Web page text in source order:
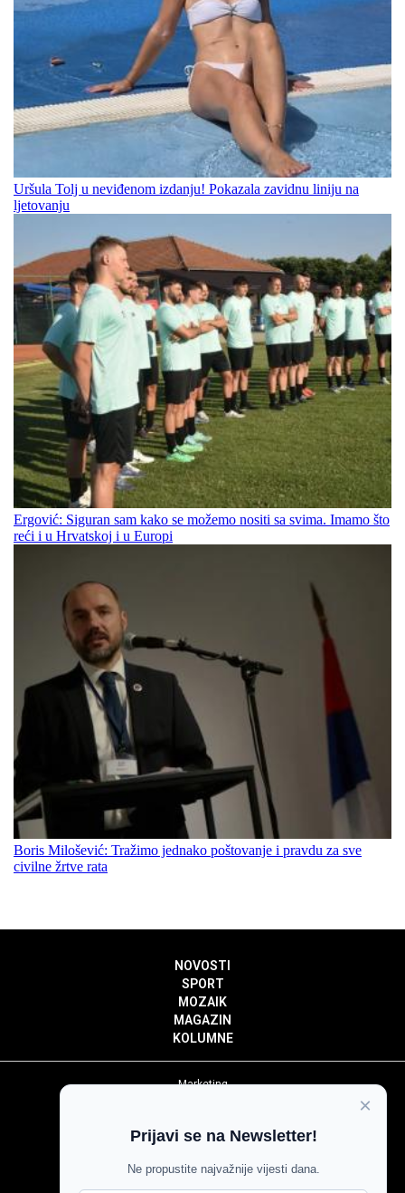
Uršula Tolj u neviđenom izdanju! Pokazala zavidnu liniju na
ljetovanju
Ergović: Siguran sam kako se možemo nositi sa svima. Imamo što
reći i u Hrvatskoj i u Europi
Boris Milošević: Tražimo jednako poštovanje i pravdu za sve
civilne žrtve rata
NOVOSTI
SPORT
MOZAIK
MAGAZIN
KOLUMNE
Marketing
Impressum
Pravila komentiranja
×
Prijavi se na Newsletter!
Ne propustite najvažnije vijesti dana.